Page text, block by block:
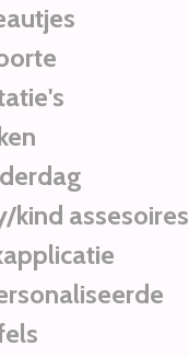
kind assesoires